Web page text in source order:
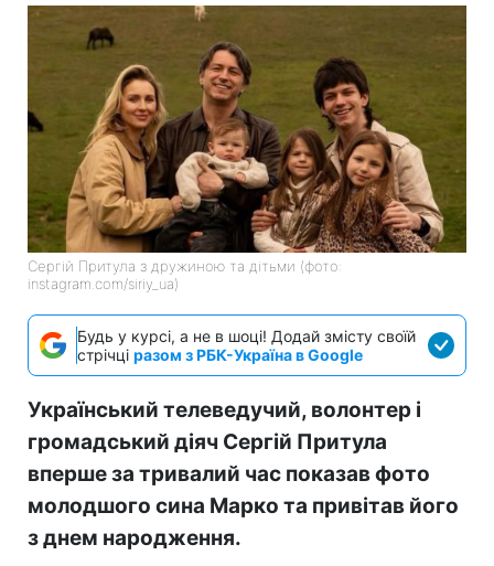
Сергій Притула з дружиною та дітьми (фото:
instagram.com/siriy_ua)
Будь у курсі, а не в шоці! Додай змісту своїй
стрічці разом з РБК-Україна в Google
Український телеведучий, волонтер і
громадський діяч Сергій Притула
вперше за тривалий час показав фото
молодшого сина Марко та привітав його
з днем народження.